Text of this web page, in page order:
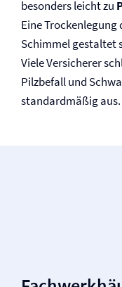
besonders leicht zu
Eine Trockenlegung
Schimmel gestaltet
Viele Versicherer
Pilzbefall und
standardmäßig aus.